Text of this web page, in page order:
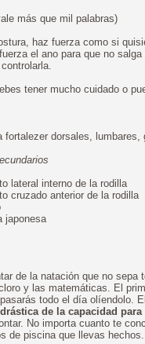
más que mil palabras)
haz fuerza como si
el ano para que no
tener mucho cuidado o
fortalezer dorsales,
lateral interno de la rodilla
cruzado anterior de la rodilla
japonesa
de la natación que no
y las matemáticas. El
todo el día olíendolo.
de la capacidad para
No importa cuanto te
de piscina que llevas